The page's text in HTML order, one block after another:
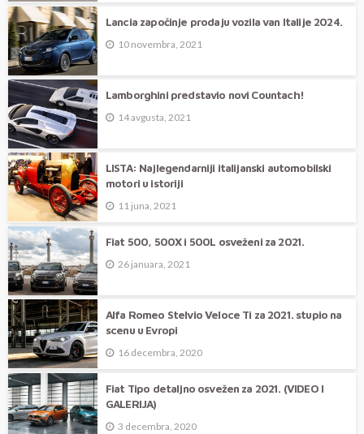
Lancia započinje prodaju vozila van Italije 2024.
10 novembra, 2021
Lamborghini predstavio novi Countach!
14 avgusta, 2021
LISTA: Najlegendarniji italijanski automobilski
motori u istoriji
11 juna, 2021
Fiat 500, 500X i 500L osveženi za 2021.
26 januara, 2021
Alfa Romeo Stelvio Veloce Ti za 2021. stupio na
scenu u Evropi
16 decembra, 2020
Fiat Tipo detaljno osvežen za 2021. (VIDEO I
GALERIJA)
3 decembra, 2020